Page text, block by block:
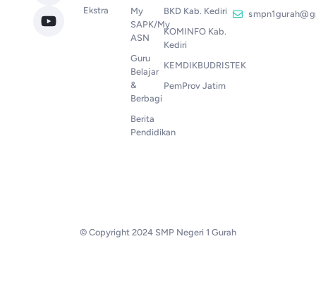
Ekstra
My
SAPK/My
ASN
Guru
Belajar
&
Berbagi
Berita
Pendidikan
BKD Kab. Kediri
KOMINFO Kab.
Kediri
KEMDIKBUDRISTEK
PemProv Jatim
© Copyright 2024 SMP Negeri 1 Gurah